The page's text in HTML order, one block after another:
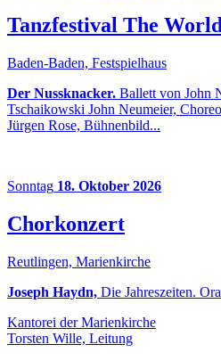
Tanzfestival The
Baden-Baden, Festspielhaus
Der Nussknacker. Ballett von John
Tschaikowski John Neumeier,
Jürgen Rose, Bühnenbild...
Sonntag 18. Oktober 2026
Chorkonzert
Reutlingen, Marienkirche
Joseph Haydn, Die Jahreszeiten.
Kantorei der Marienkirche
Torsten Wille, Leitung